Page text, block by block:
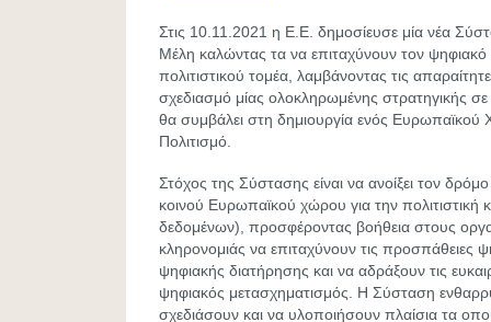
Στις 10.11.2021 η Ε.Ε. δημοσίευσε μία νέα
Μέλη καλώντας τα να επιταχύνουν τον
πολιτιστικού τομέα, λαμβάνοντας τις
σχεδιασμό μίας ολοκληρωμένης στρατηγικής
θα συμβάλει στη δημιουργία ενός
Πολιτισμό.
Στόχος της Σύστασης είναι να ανοίξει τον
κοινού Ευρωπαϊκού χώρου για την πολιτιστική
δεδομένων), προσφέροντας βοήθεια στους
κληρονομιάς να επιταχύνουν τις προσπάθειες
ψηφιακής διατήρησης και να αδράξουν τις
ψηφιακός μετασχηματισμός. Η Σύσταση
σχεδιάσουν και να υλοποιήσουν πλαίσια τα